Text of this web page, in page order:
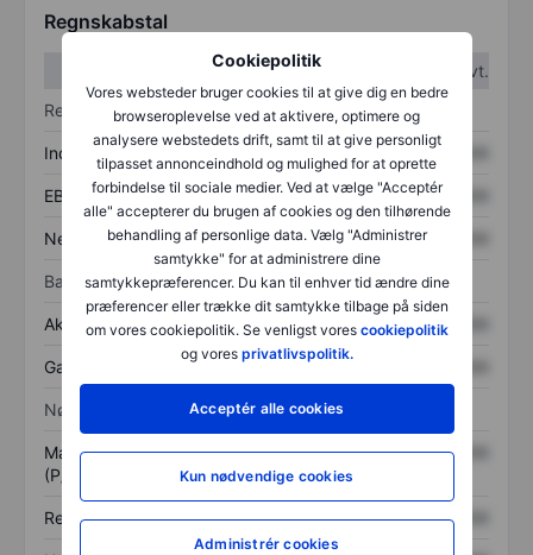
Cookiepolitik
Vores websteder bruger cookies til at give dig en bedre
browseroplevelse ved at aktivere, optimere og
analysere webstedets drift, samt til at give personligt
tilpasset annonceindhold og mulighed for at oprette
forbindelse til sociale medier. Ved at vælge "Acceptér
alle" accepterer du brugen af cookies og den tilhørende
behandling af personlige data. Vælg "Administrer
samtykke" for at administrere dine
samtykkepræferencer. Du kan til enhver tid ændre dine
præferencer eller trække dit samtykke tilbage på siden
om vores cookiepolitik. Se venligst vores cookiepolitik
og vores privatlivspolitik.
Acceptér alle cookies
Kun nødvendige cookies
Administrér cookies
Regnskabstal
1. kvt.
2. kvt.
Resultatopgørelse
Indtægter XXXXXXX XXXXXXX
EBITDA XXXXXXX XXXXXXX
Nettoresultat XXXXXXX XXXXXXX
Balance
Aktiver i alt XXXXXXX XXXXXXX
Gæld XXXXXXX
Nøgletal
Markedsværdi/omsætning
(P/S)
XXXXXXX XXXXXXX
Resultat pr. aktie (EPS) XXXXXXX XXXXXXX